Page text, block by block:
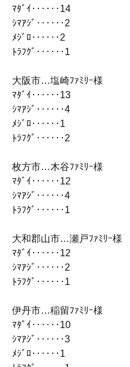
ﾏﾀﾞｲ‥‥‥14
ｼﾏｱｼﾞ‥‥‥2
ﾒｼﾞﾛ‥‥‥2
ﾄﾗﾌｸﾞ‥‥‥1
大阪市…塩崎ﾌｧﾐﾘｰ様
ﾏﾀﾞｲ‥‥‥13
ｼﾏｱｼﾞ‥‥‥4
ﾒｼﾞﾛ‥‥‥1
ﾄﾗﾌｸﾞ‥‥‥2
枚方市…木谷ﾌｧﾐﾘｰ様
ﾏﾀﾞｲ‥‥‥12
ｼﾏｱｼﾞ‥‥‥4
ﾄﾗﾌｸﾞ‥‥‥1
大和郡山市…瀬戸ﾌｧﾐﾘｰ様
ﾏﾀﾞｲ‥‥‥12
ｼﾏｱｼﾞ‥‥‥2
ﾄﾗﾌｸﾞ‥‥‥1
伊丹市…稲留ﾌｧﾐﾘｰ様
ﾏﾀﾞｲ‥‥‥10
ｼﾏｱｼﾞ‥‥‥3
ﾒｼﾞﾛ‥‥‥1